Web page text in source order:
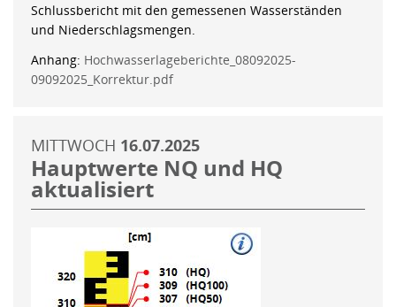
Schlussbericht mit den gemessenen Wasserständen
und Niederschlagsmengen.
Anhang: Hochwasserlageberichte_08092025-
09092025_Korrektur.pdf
MITTWOCH 16.07.2025
Hauptwerte NQ und HQ
aktualisiert